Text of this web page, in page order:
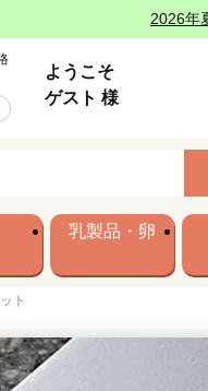
2026年
ようこそ
ゲスト 様
乳製品・卵
ト